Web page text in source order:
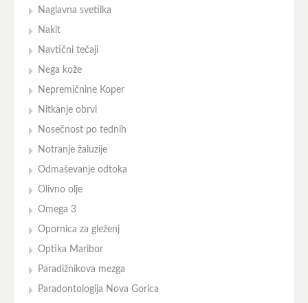
Naglavna svetilka
Nakit
Navtični tečaji
Nega kože
Nepremičnine Koper
Nitkanje obrvi
Nosečnost po tednih
Notranje žaluzije
Odmaševanje odtoka
Olivno olje
Omega 3
Opornica za gleženj
Optika Maribor
Paradižnikova mezga
Paradontologija Nova Gorica